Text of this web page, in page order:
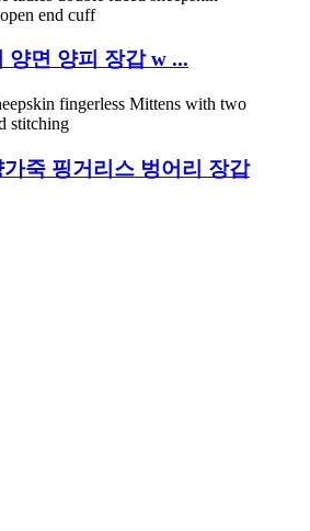
양면 양피 장갑 w ...
죽 핑거리스 벙어리 장갑